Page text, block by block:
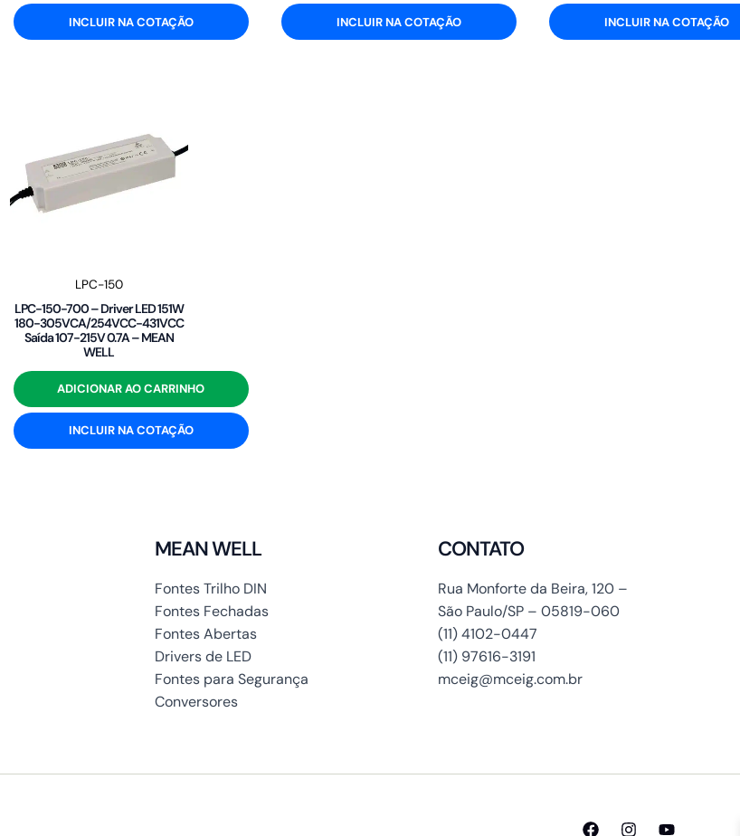
INCLUIR NA COTAÇÃO INCLUIR NA COTAÇÃO INCLUIR NA COTAÇÃO
LPC-150
LPC-150-700 – Driver LED 151W
180-305VCA/254VCC-431VCC
Saída 107-215V 0.7A – MEAN
WELL
ADICIONAR AO CARRINHO
INCLUIR NA COTAÇÃO
MEAN WELL
Fontes Trilho DIN
Fontes Fechadas
Fontes Abertas
Drivers de LED
Fontes para Segurança
Conversores
CONTATO
Rua Monforte da Beira, 120 –
São Paulo/SP – 05819-060
(11) 4102-0447
(11) 97616-3191
mceig@mceig.com.br